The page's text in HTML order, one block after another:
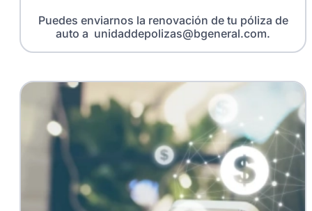
Puedes enviarnos la renovación de tu póliza de
auto a unidaddepolizas@bgeneral.com.